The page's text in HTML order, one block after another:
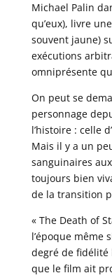
Michael Palin
qu’eux), livre
souvent jaune)
exécutions
omniprésente
On peut se
personnage
l’histoire : celle
Mais il y a un
sanguinaires
toujours bien
de la transition
« The Death of
l’époque même
degré de fidélité
que le film ait